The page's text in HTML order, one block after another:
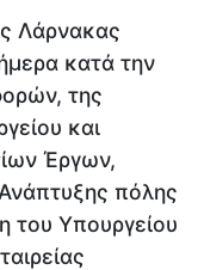
Λάρνακας
κατά την
της
και
Έργων,
πόλης
του Υπουργείου